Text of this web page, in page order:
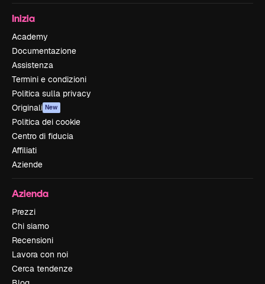
Inizia
Academy
Documentazione
Assistenza
Termini e condizioni
Politica sulla privacy
Originali New
Politica dei cookie
Centro di fiducia
Affiliati
Aziende
Azienda
Prezzi
Chi siamo
Recensioni
Lavora con noi
Cerca tendenze